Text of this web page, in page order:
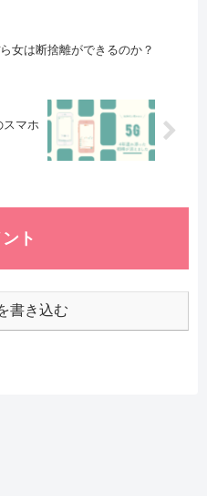
女は断捨離ができるのか？
スマホ
ト
書き込む